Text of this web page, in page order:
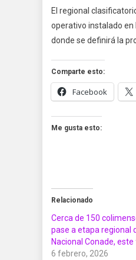
El regional
operativo instalado en
donde se definirá la
Comparte esto:
Facebook
Me gusta esto:
Relacionado
Cerca de 150
pase a etapa regional
Nacional Conade,
6 febrero, 2026